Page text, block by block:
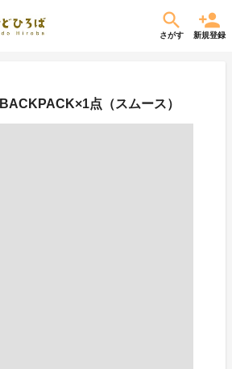
さがす 新規登録
点（スムース）